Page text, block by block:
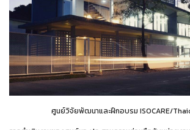
ศูนย์วิจัยพัฒนาและฝึกอบรม ISOCARE/